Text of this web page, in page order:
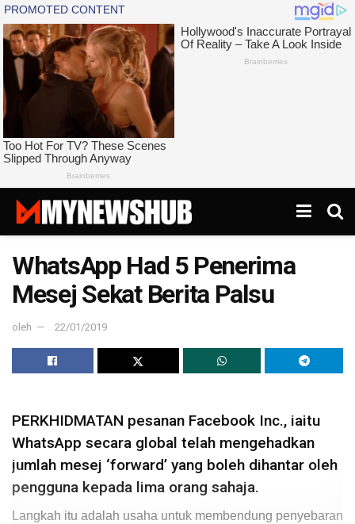
WhatsApp Had 5 Penerima
Mesej Sekat Berita Palsu
oleh 22/01/2019
PERKHIDMATAN pesanan Facebook Inc., iaitu
WhatsApp secara global telah mengehadkan
jumlah mesej ‘forward’ yang boleh dihantar oleh
pengguna kepada lima orang sahaja.
Langkah itu adalah usaha untuk membendung penyebaran